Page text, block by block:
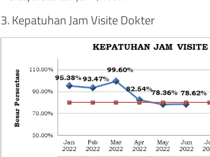
3. Kepatuhan Jam Visite Dokter